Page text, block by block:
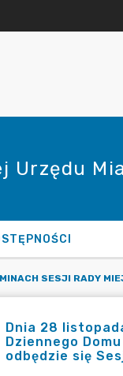
SESJI RADY
Dnia 28
Dziennego
odbędzie się